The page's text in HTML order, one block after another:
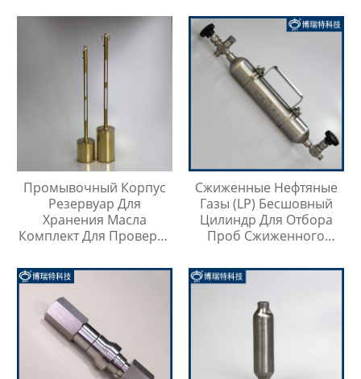
Промывочный Корпус
Резервуар Для
Хранения Масла
Комплект Для Проверки
Сжиженные Нефтяные
Газы (LP) Бесшовный
Цилиндр Для Отбора
Проб Сжиженного